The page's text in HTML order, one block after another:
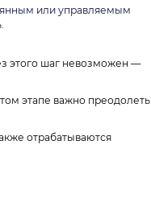
или управляемым
этого шаг невозможен —
этапе важно преодолеть
отрабатываются